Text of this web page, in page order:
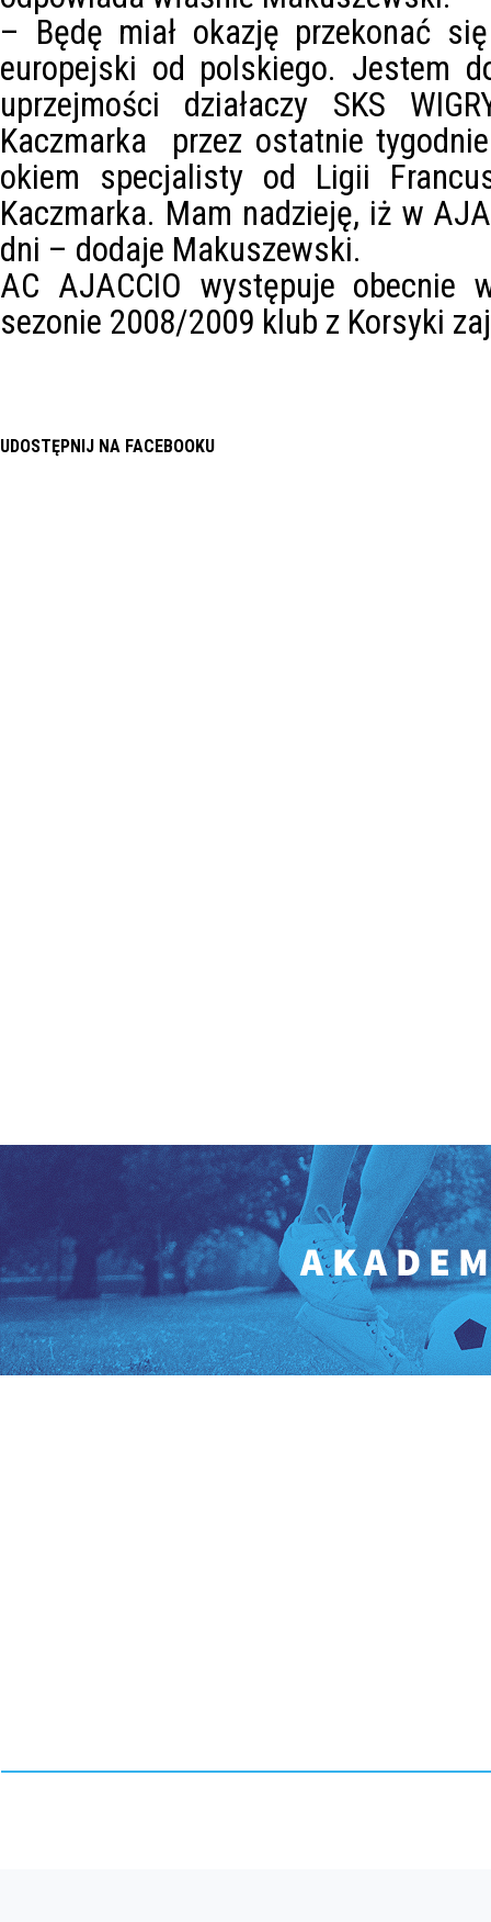
– Będę miał okazję przekonać
europejski od polskiego. Jestem
uprzejmości działaczy SKS
Kaczmarka przez ostatnie
okiem specjalisty od Ligii
Kaczmarka. Mam nadzieję, iż w
dni – dodaje Makuszewski.
AC AJACCIO występuje obecnie
sezonie 2008/2009 klub z Korsyki
UDOSTĘPNIJ NA FACEBOOKU